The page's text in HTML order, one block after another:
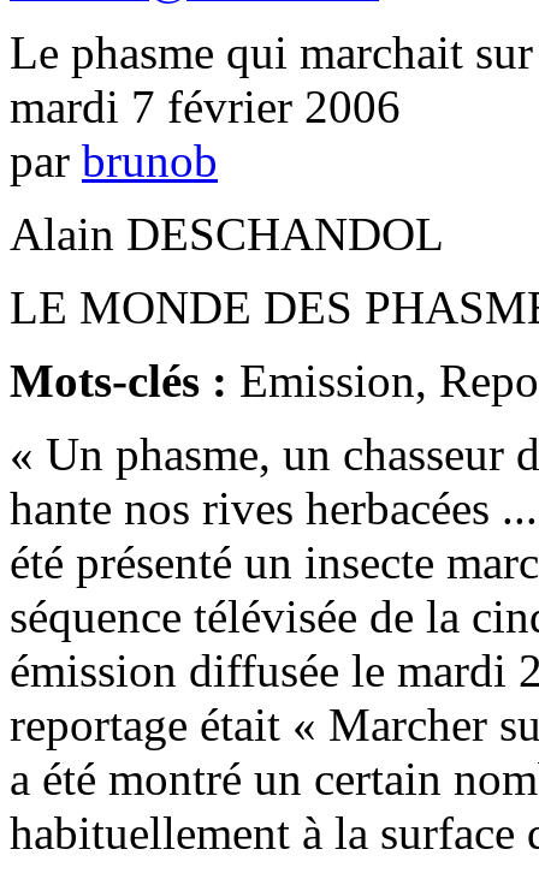
Le phasme qui marchait sur
mardi 7 février 2006
par brunob
Alain DESCHANDOL
LE MONDE DES
Mots-clés : Emission,
« Un phasme, un chasseur
hante nos rives herbacées
été présenté un insecte
séquence télévisée de la
émission diffusée le mardi
reportage était « Marcher
a été montré un certain
habituellement à la surface